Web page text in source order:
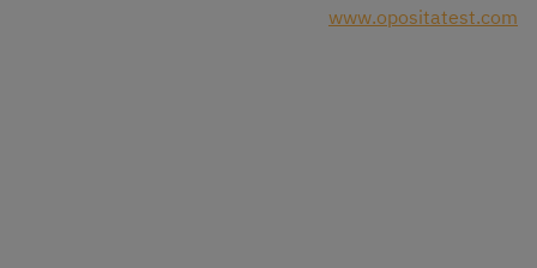
www.opositatest.com